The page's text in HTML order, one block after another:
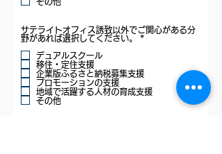
サテライトオフィス誘致以外でご関心がある分
野があれば選択してください。
*
i
r
e
d
デュアルスクール
移住・定住支援
企業版ふるさと納税募集支援
プロモーションの支援
地域で活躍する人材の育成支援
その他